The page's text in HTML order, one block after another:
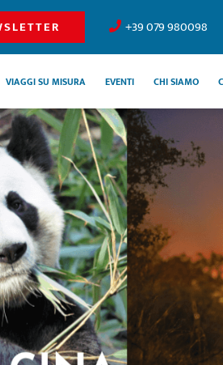
+39 079 980098
VIAGGI SU MISURA EVENTI CHI SIAMO